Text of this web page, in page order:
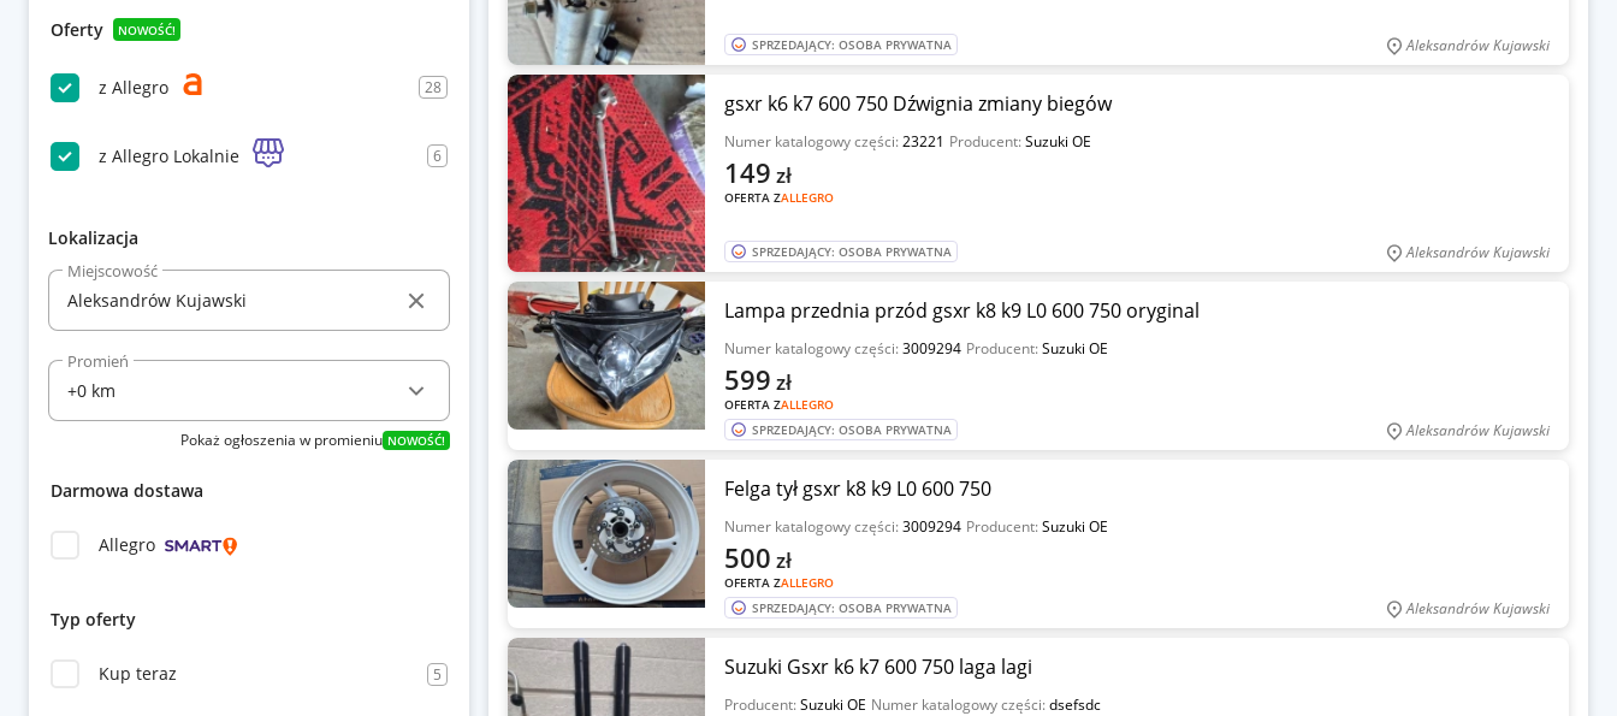
Oferty NOWOŚĆ!
z Allegro 28
z Allegro Lokalnie 6
Lokalizacja
Miejscowość
Promień
Pokaż ogłoszenia w promieniu NOWOŚĆ!
Darmowa dostawa
Allegro
Typ oferty
Kup teraz 5
SPRZEDAJĄCY: OSOBA PRYWATNA Aleksandrów Kujawski
gsxr k6 k7 600 750 Dźwignia zmiany biegów
Numer katalogowy części:23221 Producent:Suzuki OE
OFERTA ZALLEGRO
149 zł
SPRZEDAJĄCY: OSOBA PRYWATNA Aleksandrów Kujawski
Lampa przednia przód gsxr k8 k9 L0 600 750 oryginal
Numer katalogowy części:3009294 Producent:Suzuki OE
OFERTA ZALLEGRO
599 zł
SPRZEDAJĄCY: OSOBA PRYWATNA Aleksandrów Kujawski
Felga tył gsxr k8 k9 L0 600 750
Numer katalogowy części:3009294 Producent:Suzuki OE
OFERTA ZALLEGRO
500 zł
SPRZEDAJĄCY: OSOBA PRYWATNA Aleksandrów Kujawski
Suzuki Gsxr k6 k7 600 750 laga lagi
Producent:Suzuki OE Numer katalogowy części:dsefsdc